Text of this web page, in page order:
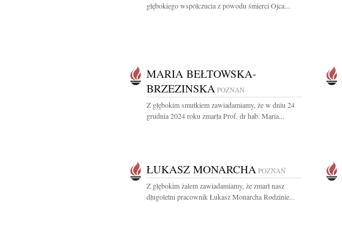
głębokiego współczucia z powodu śmierci Ojca...
MARIA BEŁTOWSKA-
BRZEZINSKA POZNAŃ
Z głębokim smutkiem zawiadamiamy, że w dniu 24
grudnia 2024 roku zmarła Prof. dr hab. Maria...
ŁUKASZ MONARCHA POZNAŃ
Z głębokim żalem zawiadamiamy, że zmarł nasz
długoletni pracownik Łukasz Monarcha Rodzinie...